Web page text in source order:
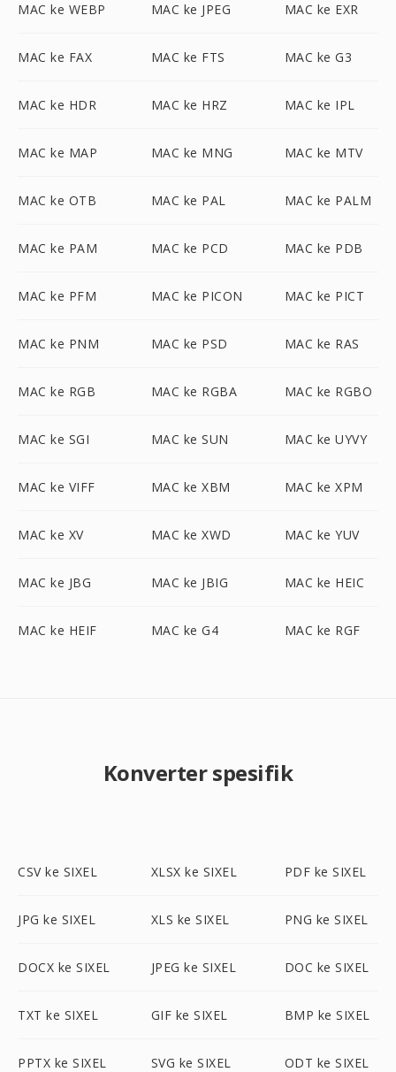
MAC ke WEBP MAC ke JPEG MAC ke EXR
MAC ke FAX MAC ke FTS MAC ke G3
MAC ke HDR MAC ke HRZ MAC ke IPL
MAC ke MAP MAC ke MNG MAC ke MTV
MAC ke OTB MAC ke PAL MAC ke PALM
MAC ke PAM MAC ke PCD MAC ke PDB
MAC ke PFM MAC ke PICON MAC ke PICT
MAC ke PNM MAC ke PSD MAC ke RAS
MAC ke RGB MAC ke RGBA MAC ke RGBO
MAC ke SGI MAC ke SUN MAC ke UYVY
MAC ke VIFF MAC ke XBM MAC ke XPM
MAC ke XV MAC ke XWD MAC ke YUV
MAC ke JBG MAC ke JBIG MAC ke HEIC
MAC ke HEIF MAC ke G4 MAC ke RGF
Konverter spesifik
CSV ke SIXEL XLSX ke SIXEL PDF ke SIXEL
JPG ke SIXEL XLS ke SIXEL PNG ke SIXEL
DOCX ke SIXEL JPEG ke SIXEL DOC ke SIXEL
TXT ke SIXEL GIF ke SIXEL BMP ke SIXEL
PPTX ke SIXEL SVG ke SIXEL ODT ke SIXEL